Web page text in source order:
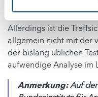
entsprechen – und
Allerdings ist die
allgemein nicht mit der
der bislang üblichen
aufwendige Analyse im
Anmerkung:Auf